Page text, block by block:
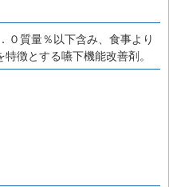
０質量％以下含み、食事より
徴とする嚥下機能改善剤。